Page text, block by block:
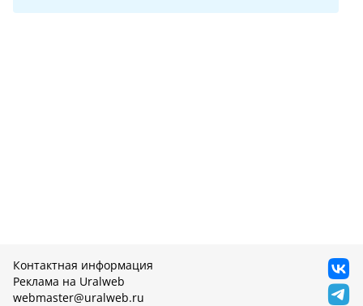
Контактная информация
Реклама на Uralweb
webmaster@uralweb.ru